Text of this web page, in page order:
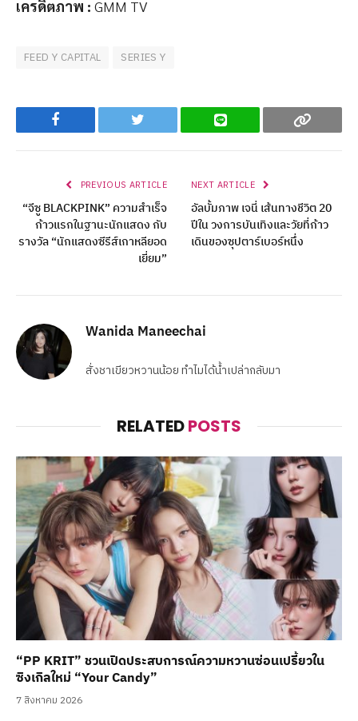
เครดิตภาพ : GMM TV
FEED Y CAPITAL SERIES Y
Facebook Twitter Line Copy
PREVIOUS ARTICLE
“จีซู BLACKPINK” ความสำเร็จ
ก้าวแรกในฐานะนักแสดง กับ
รางวัล “นักแสดงซีรีส์เกาหลียอด
เยี่ยม”
NEXT ARTICLE
อัลบั้มภาพ เจนี่ เส้นทางชีวิต 20
ปีใน วงการบันเทิงและวัยที่ก้าว
เดินของซุปตาร์เบอร์หนึ่ง
Wanida Maneechai
สั่งชาเขียวหวานน้อย ทำไมได้น้ำเปล่ากลับมา
RELATEDPOSTS
“PP KRIT” ชวนเปิดประสบการณ์ความหวานซ่อนเปรี้ยวใน
ซิงเกิลใหม่ “Your Candy”
7 สิงหาคม 2026